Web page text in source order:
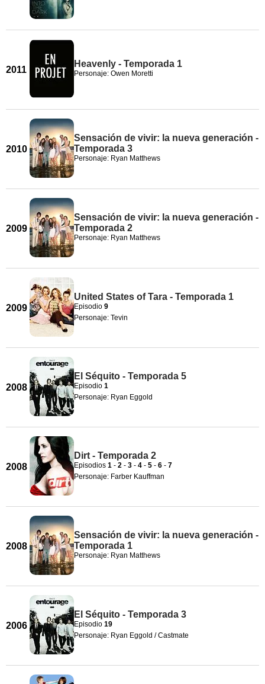
2011
Heavenly - Temporada 1
Personaje: Owen Moretti
2010
Sensación de vivir: la nueva generación -
Temporada 3
Personaje: Ryan Matthews
2009
Sensación de vivir: la nueva generación -
Temporada 2
Personaje: Ryan Matthews
2009
United States of Tara - Temporada 1
Episodio 9
Personaje: Tevin
2008
El Séquito - Temporada 5
Episodio 1
Personaje: Ryan Eggold
2008
Dirt - Temporada 2
Episodios 1 - 2 - 3 - 4 - 5 - 6 - 7
Personaje: Farber Kauffman
2008
Sensación de vivir: la nueva generación -
Temporada 1
Personaje: Ryan Matthews
2006
El Séquito - Temporada 3
Episodio 19
Personaje: Ryan Eggold / Castmate